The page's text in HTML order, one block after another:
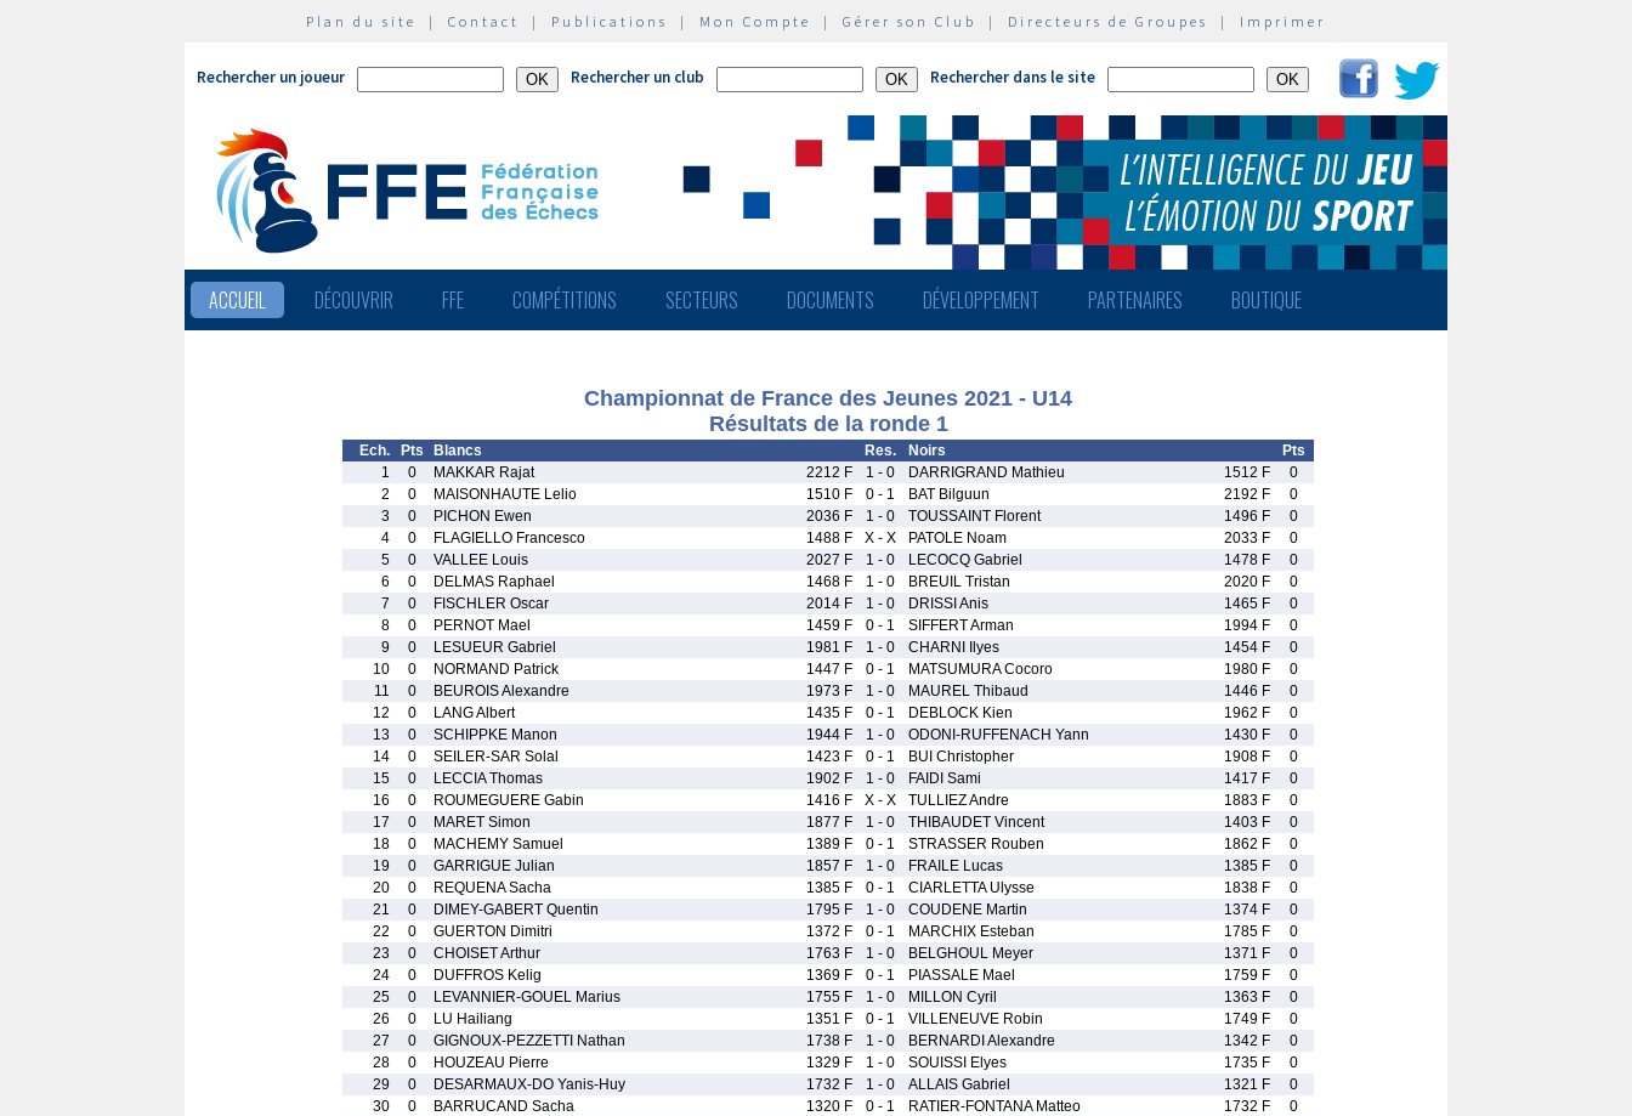
Plan du site | Contact | Publications | Mon Compte | Gérer son Club | Directeurs de Groupes | Imprimer
Rechercher un joueur Rechercher un club Rechercher dans le site
ACCUEIL DÉCOUVRIR FFE COMPÉTITIONS SECTEURS DOCUMENTS DÉVELOPPEMENT PARTENAIRES BOUTIQUE
Championnat de France des Jeunes 2021 - U14
Résultats de la ronde 1
Ech. Pts Blancs Res. Noirs
Pts
1
0 MAKKAR Rajat 2212 F 1 - 0 DARRIGRAND Mathieu 1512 F
0
2
0 MAISONHAUTE Lelio 1510 F 0 - 1 BAT Bilguun 2192 F
0
3
0 PICHON Ewen 2036 F 1 - 0 TOUSSAINT Florent 1496 F
0
4
0 FLAGIELLO Francesco 1488 F X - X PATOLE Noam 2033 F
0
5
0 VALLEE Louis 2027 F 1 - 0 LECOCQ Gabriel 1478 F
0
6
0 DELMAS Raphael 1468 F 1 - 0 BREUIL Tristan 2020 F
0
7
0 FISCHLER Oscar 2014 F 1 - 0 DRISSI Anis 1465 F
0
8
0 PERNOT Mael 1459 F 0 - 1 SIFFERT Arman 1994 F
0
9
0 LESUEUR Gabriel 1981 F 1 - 0 CHARNI Ilyes 1454 F
0
10
0 NORMAND Patrick 1447 F 0 - 1 MATSUMURA Cocoro 1980 F
0
11
0 BEUROIS Alexandre 1973 F 1 - 0 MAUREL Thibaud 1446 F
0
12
0 LANG Albert 1435 F 0 - 1 DEBLOCK Kien 1962 F
0
13
0 SCHIPPKE Manon 1944 F 1 - 0 ODONI-RUFFENACH Yann 1430 F
0
14
0 SEILER-SAR Solal 1423 F 0 - 1 BUI Christopher 1908 F
0
15
0 LECCIA Thomas 1902 F 1 - 0 FAIDI Sami 1417 F
0
16
0 ROUMEGUERE Gabin 1416 F X - X TULLIEZ Andre 1883 F
0
17
0 MARET Simon 1877 F 1 - 0 THIBAUDET Vincent 1403 F
0
18
0 MACHEMY Samuel 1389 F 0 - 1 STRASSER Rouben 1862 F
0
19
0 GARRIGUE Julian 1857 F 1 - 0 FRAILE Lucas 1385 F
0
20
0 REQUENA Sacha 1385 F 0 - 1 CIARLETTA Ulysse 1838 F
0
21
0 DIMEY-GABERT Quentin 1795 F 1 - 0 COUDENE Martin 1374 F
0
22
0 GUERTON Dimitri 1372 F 0 - 1 MARCHIX Esteban 1785 F
0
23
0 CHOISET Arthur 1763 F 1 - 0 BELGHOUL Meyer 1371 F
0
24
0 DUFFROS Kelig 1369 F 0 - 1 PIASSALE Mael 1759 F
0
25
0 LEVANNIER-GOUEL Marius 1755 F 1 - 0 MILLON Cyril 1363 F
0
26
0 LU Hailiang 1351 F 0 - 1 VILLENEUVE Robin 1749 F
0
27
0 GIGNOUX-PEZZETTI Nathan 1738 F 1 - 0 BERNARDI Alexandre 1342 F
0
28
0 HOUZEAU Pierre 1329 F 1 - 0 SOUISSI Elyes 1735 F
0
29
0 DESARMAUX-DO Yanis-Huy 1732 F 1 - 0 ALLAIS Gabriel 1321 F
0
30
0 BARRUCAND Sacha 1320 F 0 - 1 RATIER-FONTANA Matteo 1732 F
0